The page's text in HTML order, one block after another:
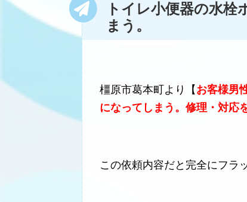
トイレ小便器の水
まう。
橿原市葛本町より【 お客様男
になってしまう。修理・対応
この依頼内容だと完全にフラ